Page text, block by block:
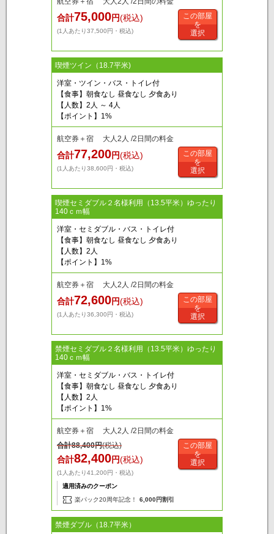
合計75,000円(税込)
(1人あたり37,500円・税込)
この部屋
を
選択
喫煙ツイン（18.7平米)
洋室・ツイン・バス・トイレ付
【食事】朝食なし 昼食なし 夕食あり
【人数】2人 ～ 4人
【ポイント】1%
航空券＋宿 大人2人 /2日間の料金
合計77,200円(税込)
(1人あたり38,600円・税込)
この部屋
を
選択
喫煙セミダブル２名様利用（13.5平米）ゆったり
140ｃｍ幅
洋室・セミダブル・バス・トイレ付
【食事】朝食なし 昼食なし 夕食あり
【人数】2人
【ポイント】1%
航空券＋宿 大人2人 /2日間の料金
合計72,600円(税込)
(1人あたり36,300円・税込)
この部屋
を
選択
禁煙セミダブル２名様利用（13.5平米）ゆったり
140ｃｍ幅
洋室・セミダブル・バス・トイレ付
【食事】朝食なし 昼食なし 夕食あり
【人数】2人
【ポイント】1%
航空券＋宿 大人2人 /2日間の料金
合計88,400円(税込)
合計82,400円(税込)
(1人あたり41,200円・税込)
適用済みのクーポン
楽パック20周年記念！
6,000円割引
この部屋
を
選択
禁煙ダブル（18.7平米）